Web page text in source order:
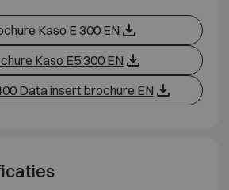
Kaso E 300 EN
Kaso E5 300 EN
Data insert brochure EN